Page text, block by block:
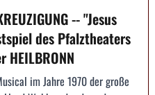
-- "Jesus
des Pfalztheaters
im Jahre 1970 der große